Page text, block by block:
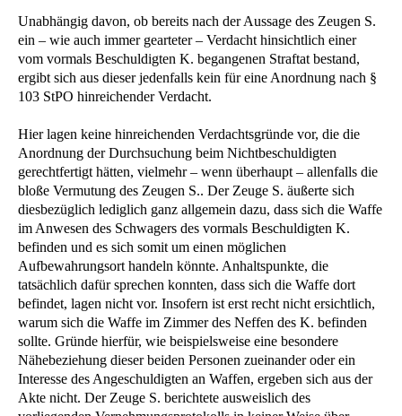
Unabhängig davon, ob bereits nach der Aussage des Zeugen S.
ein – wie auch immer gearteter – Verdacht hinsichtlich einer
vom vormals Beschuldigten K. begangenen Straftat bestand,
ergibt sich aus dieser jedenfalls kein für eine Anordnung nach §
103 StPO hinreichender Verdacht.
Hier lagen keine hinreichenden Verdachtsgründe vor, die die
Anordnung der Durchsuchung beim Nichtbeschuldigten
gerechtfertigt hätten, vielmehr – wenn überhaupt – allenfalls die
bloße Vermutung des Zeugen S.. Der Zeuge S. äußerte sich
diesbezüglich lediglich ganz allgemein dazu, dass sich die Waffe
im Anwesen des Schwagers des vormals Beschuldigten K.
befinden und es sich somit um einen möglichen
Aufbewahrungsort handeln könnte. Anhaltspunkte, die
tatsächlich dafür sprechen konnten, dass sich die Waffe dort
befindet, lagen nicht vor. Insofern ist erst recht nicht ersichtlich,
warum sich die Waffe im Zimmer des Neffen des K. befinden
sollte. Gründe hierfür, wie beispielsweise eine besondere
Nähebeziehung dieser beiden Personen zueinander oder ein
Interesse des Angeschuldigten an Waffen, ergeben sich aus der
Akte nicht. Der Zeuge S. berichtete ausweislich des